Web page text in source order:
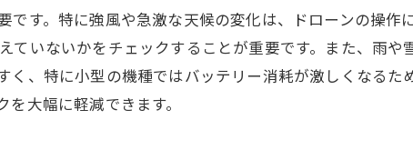
の役割分担とコミュニケーション
対応マニュアル作成
失事例から学ぶ教訓
です。特に強風や急激な天候の変化は、ドローンの操作
ていないかをチェックすることが重要です。また、雨
く、特に小型の機種ではバッテリー消耗が激しくなるた
大幅に軽減できます。